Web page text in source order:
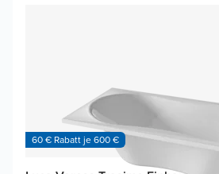
60 € Rabatt je 600 €